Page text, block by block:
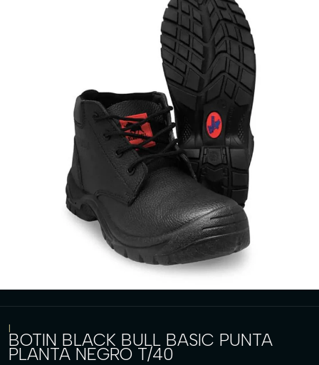
|
BOTIN BLACK BULL BASIC PUNTA
PLANTA NEGRO T/40